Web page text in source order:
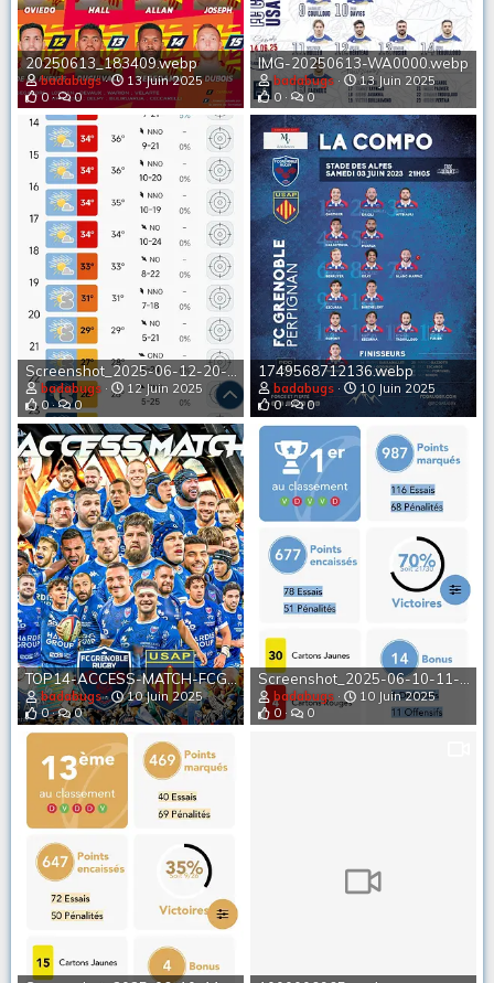
20250613_183409.webp
badabugs
13 Juin 2025
0
0
IMG-20250613-WA0000.webp
badabugs
13 Juin 2025
0
0
Screenshot_2025-06-12-20-25-04-656_com.android.chrome-edit.webp
badabugs
12 Juin 2025
0
0
1749568712136.webp
badabugs
10 Juin 2025
0
0
TOP14-ACCESS-MATCH-FCG-USAP.webp
badabugs
10 Juin 2025
0
0
Screenshot_2025-06-10-11-47-20-908_com.android.chrome-edit.webp
badabugs
10 Juin 2025
0
0